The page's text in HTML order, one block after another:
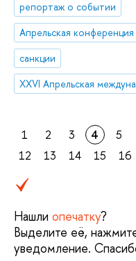
репортаж о событии
Апрельская
санкции
1 2 3 4 5
12
13 14 15 16
Нашли опечатку?
Выделите её,
уведомление.